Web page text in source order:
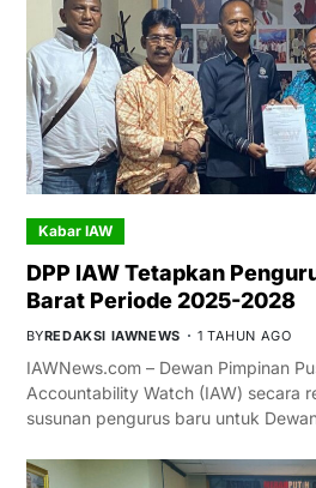
Kabar IAW
DPP IAW Tetapkan
Barat Periode 2025-2028
BYREDAKSI IAWNEWS 1 TAHUN AGO
IAWNews.com – Dewan Pimpinan
Accountability Watch (IAW) secara
susunan pengurus baru untuk